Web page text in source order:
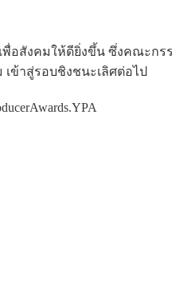
พื่อสังคมให้ดียิ่งขึ้น ซึ่งคณะกร
ข้าสู่รอบชิงชนะเลิศต่อไป